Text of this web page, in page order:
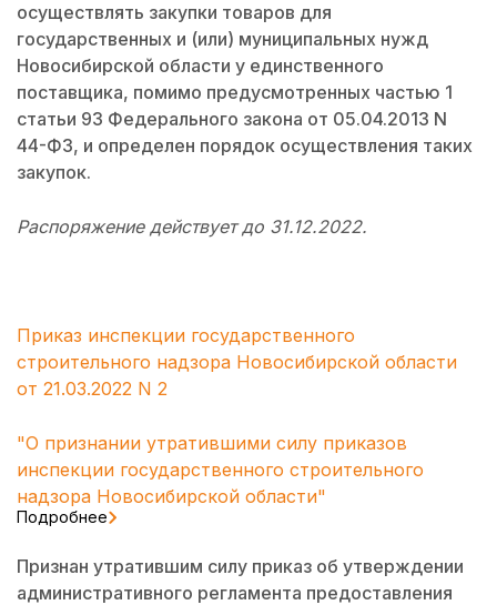
осуществлять закупки товаров для
государственных и (или) муниципальных нужд
Новосибирской области у единственного
поставщика, помимо предусмотренных частью 1
статьи 93 Федерального закона от 05.04.2013 N
44-ФЗ, и определен порядок осуществления таких
закупок.
Распоряжение действует до 31.12.2022.
Приказ инспекции государственного
строительного надзора Новосибирской области
от 21.03.2022 N 2
"О признании утратившими силу приказов
инспекции государственного строительного
надзора Новосибирской области"
Подробнее
Признан утратившим силу приказ об утверждении
административного регламента предоставления